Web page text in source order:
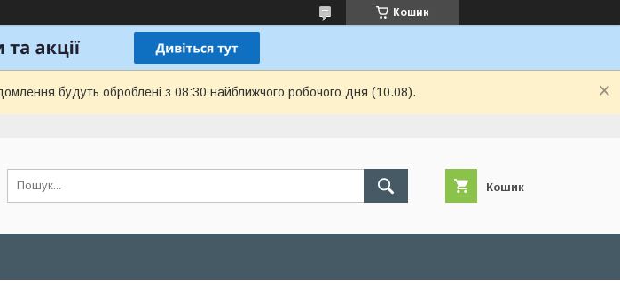
Кошик
будуть оброблені з 08:30 найближчого робочого дня (10.08).
Кошик